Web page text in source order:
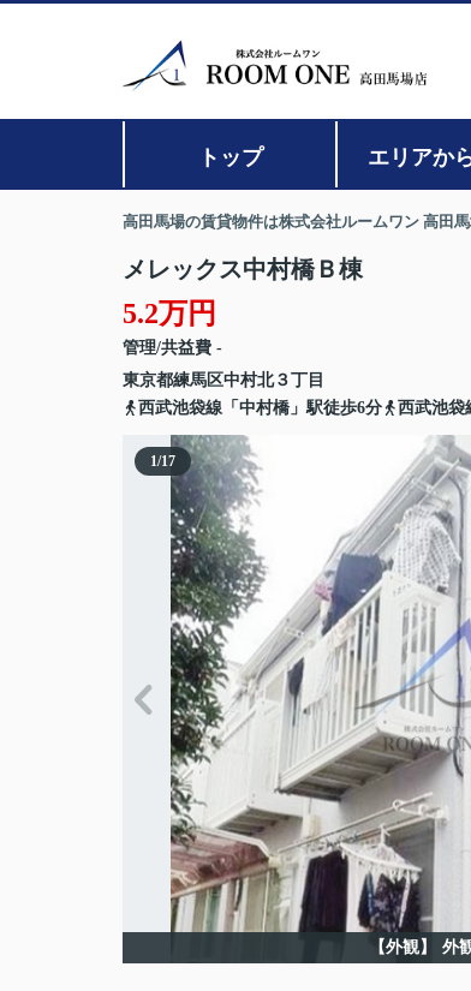
トップ エリアか
高田馬場の賃貸物件は株式会社ルームワン 高田
メレックス中村橋Ｂ棟
5.2万円
管理/共益費 -
東京都練馬区中村北３丁目
西武池袋線「中村橋」駅徒歩6分
西武池袋
1/17
【外観】 外